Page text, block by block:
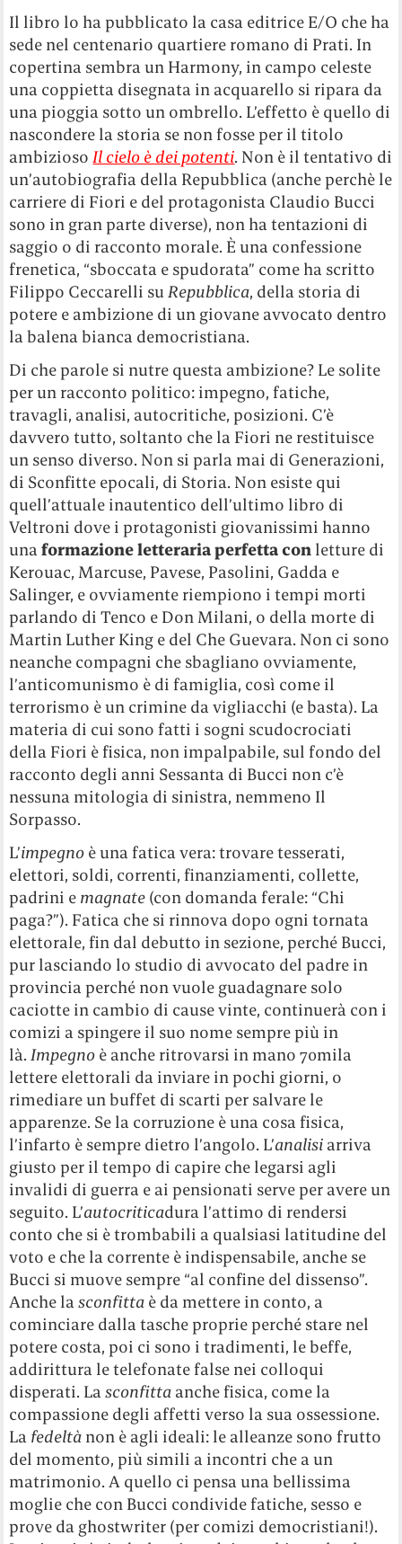
Il libro lo ha pubblicato la casa editrice E/O che ha
sede nel centenario quartiere romano di Prati. In
copertina sembra un Harmony, in campo celeste
una coppietta disegnata in acquarello si ripara da
una pioggia sotto un ombrello. L’effetto è quello di
nascondere la storia se non fosse per il titolo
ambizioso Il cielo è dei potenti. Non è il tentativo di
un’autobiografia della Repubblica (anche perchè le
carriere di Fiori e del protagonista Claudio Bucci
sono in gran parte diverse), non ha tentazioni di
saggio o di racconto morale. È una confessione
frenetica, “sboccata e spudorata” come ha scritto
Filippo Ceccarelli su Repubblica, della storia di
potere e ambizione di un giovane avvocato dentro
la balena bianca democristiana.
Di che parole si nutre questa ambizione? Le solite
per un racconto politico: impegno, fatiche,
travagli, analisi, autocritiche, posizioni. C’è
davvero tutto, soltanto che la Fiori ne restituisce
un senso diverso. Non si parla mai di Generazioni,
di Sconfitte epocali, di Storia. Non esiste qui
quell’attuale inautentico dell’ultimo libro di
Veltroni dove i protagonisti giovanissimi hanno
una formazione letteraria perfetta con letture di
Kerouac, Marcuse, Pavese, Pasolini, Gadda e
Salinger, e ovviamente riempiono i tempi morti
parlando di Tenco e Don Milani, o della morte di
Martin Luther King e del Che Guevara. Non ci sono
neanche compagni che sbagliano ovviamente,
l’anticomunismo è di famiglia, così come il
terrorismo è un crimine da vigliacchi (e basta). La
materia di cui sono fatti i sogni scudocrociati
della Fiori è fisica, non impalpabile, sul fondo del
racconto degli anni Sessanta di Bucci non c’è
nessuna mitologia di sinistra, nemmeno Il
Sorpasso.
L’impegno è una fatica vera: trovare tesserati,
elettori, soldi, correnti, finanziamenti, collette,
padrini e magnate (con domanda ferale: “Chi
paga?”). Fatica che si rinnova dopo ogni tornata
elettorale, fin dal debutto in sezione, perché Bucci,
pur lasciando lo studio di avvocato del padre in
provincia perché non vuole guadagnare solo
caciotte in cambio di cause vinte, continuerà con i
comizi a spingere il suo nome sempre più in
là. Impegno è anche ritrovarsi in mano 70mila
lettere elettorali da inviare in pochi giorni, o
rimediare un buffet di scarti per salvare le
apparenze. Se la corruzione è una cosa fisica,
l’infarto è sempre dietro l’angolo. L’analisi arriva
giusto per il tempo di capire che legarsi agli
invalidi di guerra e ai pensionati serve per avere un
seguito. L’autocriticadura l’attimo di rendersi
conto che si è trombabili a qualsiasi latitudine del
voto e che la corrente è indispensabile, anche se
Bucci si muove sempre “al confine del dissenso”.
Anche lasconfitta è da mettere in conto, a
cominciare dalla tasche proprie perché stare nel
potere costa, poi ci sono i tradimenti, le beffe,
addirittura le telefonate false nei colloqui
disperati. Lasconfitta anche fisica, come la
compassione degli affetti verso la sua ossessione.
La fedeltà non è agli ideali: le alleanze sono frutto
del momento, più simili a incontri che a un
matrimonio. A quello ci pensa una bellissima
moglie che con Bucci condivide fatiche, sesso e
prove da ghostwriter (per comizi democristiani!).